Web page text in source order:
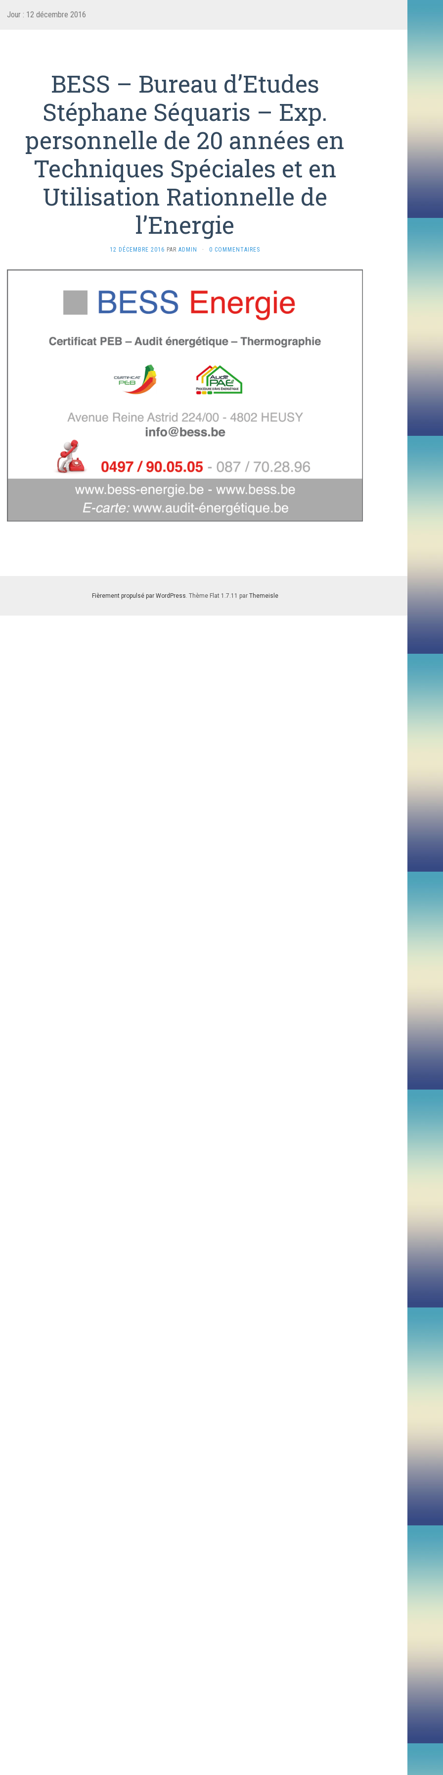
Jour : 12 décembre 2016
BESS – Bureau d’Etudes
Stéphane Séquaris – Exp.
personnelle de 20 années en
Techniques Spéciales et en
Utilisation Rationnelle de
l’Energie
12 DÉCEMBRE 2016 PAR ADMIN · 0 COMMENTAIRES
Fièrement propulsé par WordPress. Thème Flat 1.7.11 par Themeisle